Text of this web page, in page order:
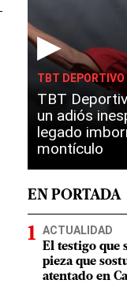
▶
TBT DEPORTIVO
TBT
un adiós
legado
montículo
EN PORTADA
ACTUALIDAD
El testigo que
pieza que
atentado en